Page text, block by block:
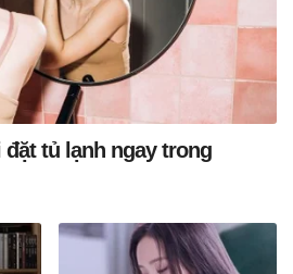
tủ lạnh ngay trong